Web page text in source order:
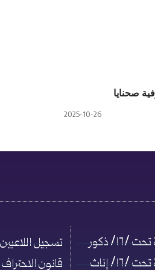
صحنايا
2025-10-26
/١٦/ ذكور
/١٦/ إناث
تسجيل اللاعبين
قانون الاحتراف